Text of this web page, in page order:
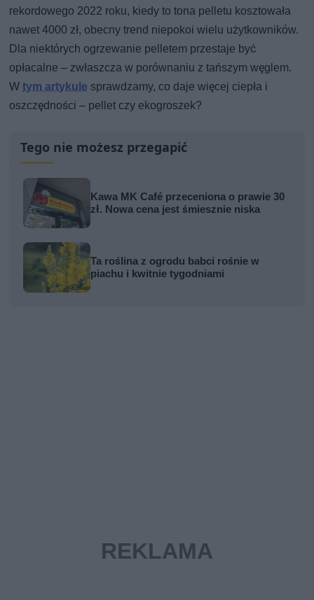
rekordowego 2022 roku, kiedy to tona pelletu kosztowała
nawet 4000 zł, obecny trend niepokoi wielu użytkowników.
Dla niektórych ogrzewanie pelletem przestaje być
opłacalne – zwłaszcza w porównaniu z tańszym węglem.
Wtym artykule sprawdzamy, co daje więcej ciepła i
oszczędności – pellet czy ekogroszek?
Tego nie możesz przegapić
Kawa MK Café przeceniona o prawie 30
zł. Nowa cena jest śmiesznie niska
Ta roślina z ogrodu babci rośnie w
piachu i kwitnie tygodniami